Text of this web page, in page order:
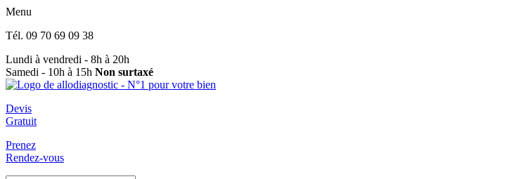
Menu
Tél. 09 70 69 09 38
Lundi à vendredi - 8h à 20h
Samedi - 10h à 15h Non surtaxé
Devis
Gratuit
Prenez
Rendez-vous